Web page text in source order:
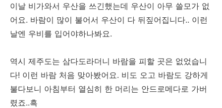
이날 비가와서 우산을 쓰긴했는데 우산이 아무 쓸모가 없
어요. 바람이 많이 불어서 우산이 다 뒤짚어집니다.. 이런
날엔 우비를 입어야하나봐요.
역시 제주도는 삼다도라더니 바람을 피할 곳은 없었습니
다! 이런 바람 처음 맞아봤어요. 비도 오고 바람도 강하게
불다보니 아침부터 열심히 한 머리는 안드로메다로 가버
렸죠..흑